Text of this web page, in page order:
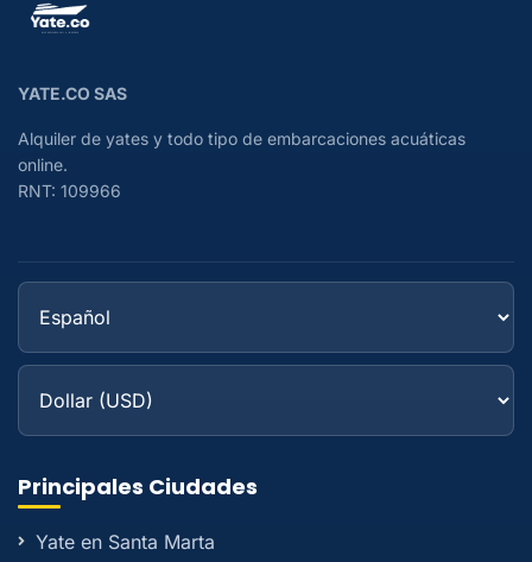
YATE.CO SAS
Alquiler de yates y todo tipo de embarcaciones acuáticas
online.
RNT: 109966
Principales Ciudades
Yate en Santa Marta